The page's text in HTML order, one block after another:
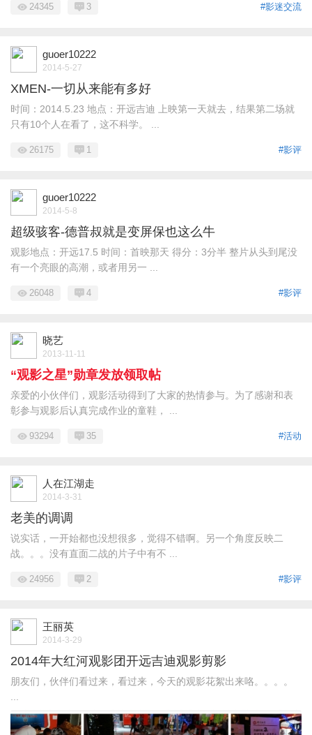
#影迷交流
24345 3
guoer10222
2014-5-27
XMEN-一切从来能有多好
时间：2014.5.23 地点：开远吉迪 上映第一天就去，结果第二场就
只有10个人在看了，这不科学。 ...
#影评
26175 1
guoer10222
2014-5-8
超级骇客-德普叔就是变屏保也这么牛
观影地点：开远17.5 时间：首映那天 得分：3分半 整片从头到尾没
有一个亮眼的高潮，或者用另一 ...
#影评
26048 4
晓艺
2013-11-11
“观影之星”勋章发放领取帖
亲爱的小伙伴们，观影活动得到了大家的热情参与。为了感谢和表
彰参与观影后认真完成作业的童鞋， ...
#活动
93294 35
人在江湖走
2014-3-31
老美的调调
说实话，一开始都也没想很多，觉得不错啊。另一个角度反映二
战。。。没有直面二战的片子中有不 ...
#影评
24956 2
王丽英
2014-3-29
2014年大红河观影团开远吉迪观影剪影
朋友们，伙伴们看过来，看过来，今天的观影花絮出来咯。。。。